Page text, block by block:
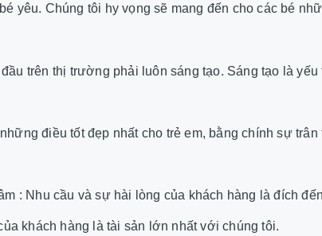
yêu. Chúng tôi hy vọng sẽ mang đến cho các bé
trên thị trường phải luôn sáng tạo. Sáng tạo là
điều tốt đẹp nhất cho trẻ em, bằng chính sự
: Nhu cầu và sự hài lòng của khách hàng là đích
khách hàng là tài sản lớn nhất với chúng tôi.